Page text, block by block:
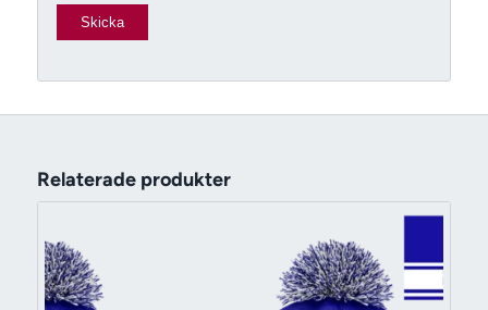
Relaterade produkter